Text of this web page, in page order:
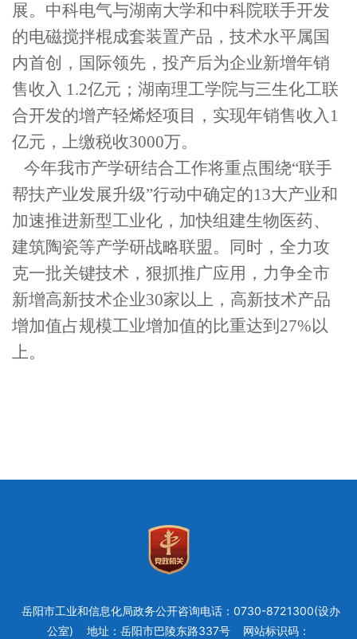
展。中科电气与湖南大学和中科院联手开发
的电磁搅拌棍成套装置产品，技术水平属国
内首创，国际领先，投产后为企业新增年销
售收入 1.2亿元；湖南理工学院与三生化工联
合开发的增产轻烯烃项目，实现年销售收入 1
亿元，上缴税收3000万。
今年我市产学研结合工作将重点围绕“联手
帮扶产业发展升级”行动中确定的13大产业和
加速推进新型工业化，加快组建生物医药、
建筑陶瓷等产学研战略联盟。同时，全力攻
克一批关键技术，狠抓推广应用，力争全市
新增高新技术企业30家以上，高新技术产品
增加值占规模工业增加值的比重达到 27%以
上。
岳阳市工业和信息化局政务公开咨询电话：0730-8721300(设办
公室)
地址：岳阳市巴陵东路337号 网站标识码：